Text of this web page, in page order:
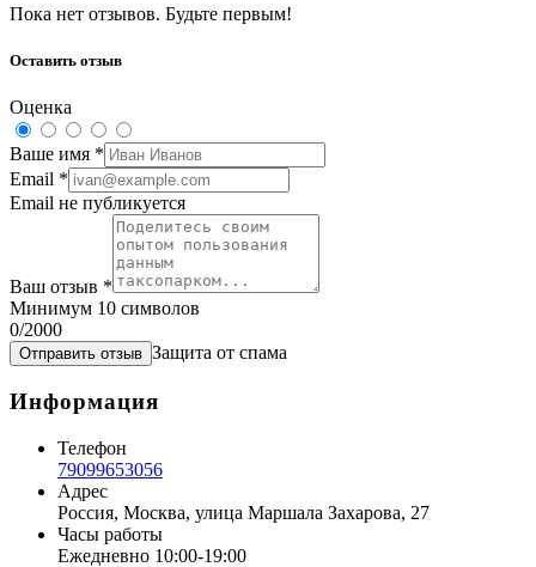
Пока нет отзывов. Будьте первым!
Оставить отзыв
Оценка
Ваше имя *
Email *
Email не публикуется
Ваш отзыв *
Минимум 10 символов
0/2000
Отправить отзыв Защита от спама
Информация
Телефон
79099653056
Адрес
Россия, Москва, улица Маршала Захарова, 27
Часы работы
Ежедневно 10:00-19:00